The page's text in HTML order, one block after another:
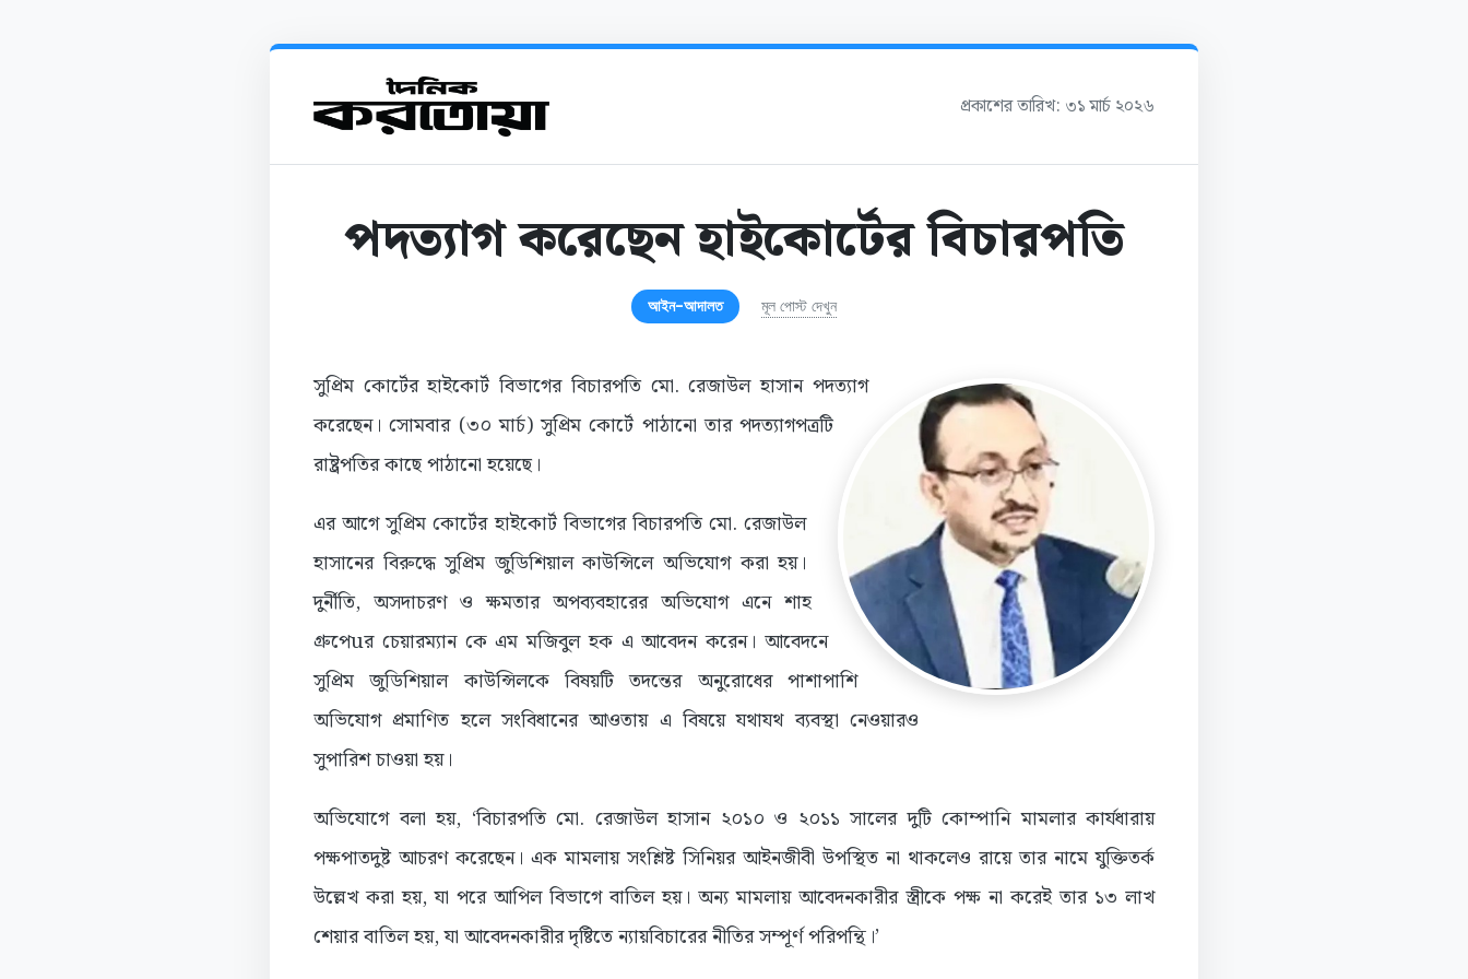
প্রকাশের তারিখ: ৩১ মার্চ ২০২৬
পদত্যাগ করেছেন হাইকোর্টের বিচারপতি
আইন-আদালত মূল পোস্ট দেখুন
সুপ্রিম কোর্টের হাইকোর্ট বিভাগের বিচারপতি মো. রেজাউল হাসান পদত্যাগ
করেছেন। সোমবার (৩০ মার্চ) সুপ্রিম কোর্টে পাঠানো তার পদত্যাগপত্রটি
রাষ্ট্রপতির কাছে পাঠানো হয়েছে।
এর আগে সুপ্রিম কোর্টের হাইকোর্ট বিভাগের বিচারপতি মো. রেজাউল
হাসানের বিরুদ্ধে সুপ্রিম জুডিশিয়াল কাউন্সিলে অভিযোগ করা হয়।
দুর্নীতি, অসদাচরণ ও ক্ষমতার অপব্যবহারের অভিযোগ এনে শাহ
গ্রুপেuর চেয়ারম্যান কে এম মজিবুল হক এ আবেদন করেন। আবেদনে
সুপ্রিম জুডিশিয়াল কাউন্সিলকে বিষয়টি তদন্তের অনুরোধের পাশাপাশি
অভিযোগ প্রমাণিত হলে সংবিধানের আওতায় এ বিষয়ে যথাযথ ব্যবস্থা নেওয়ারও
সুপারিশ চাওয়া হয়।
অভিযোগে বলা হয়, ‘বিচারপতি মো. রেজাউল হাসান ২০১০ ও ২০১১ সালের দুটি কোম্পানি মামলার কার্যধারায়
পক্ষপাতদুষ্ট আচরণ করেছেন। এক মামলায় সংশ্লিষ্ট সিনিয়র আইনজীবী উপস্থিত না থাকলেও রায়ে তার নামে যুক্তিতর্ক
উল্লেখ করা হয়, যা পরে আপিল বিভাগে বাতিল হয়। অন্য মামলায় আবেদনকারীর স্ত্রীকে পক্ষ না করেই তার ১৩ লাখ
শেয়ার বাতিল হয়, যা আবেদনকারীর দৃষ্টিতে ন্যায়বিচারের নীতির সম্পূর্ণ পরিপন্থি।’